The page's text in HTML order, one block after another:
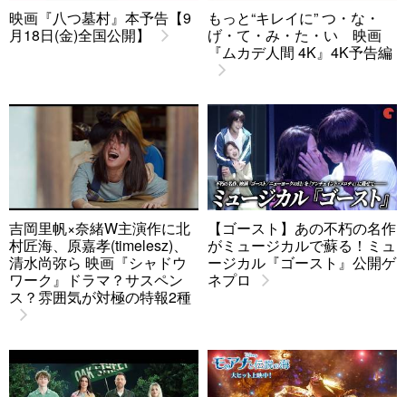
映画『八つ墓村』本予告【9
月18日(金)全国公開】
もっと“キレイに” つ・な・
げ・て・み・た・い 映画
『ムカデ人間 4K』4K予告編
吉岡里帆×奈緒W主演作に北
村匠海、原嘉孝(timelesz)、
清水尚弥ら 映画『シャドウ
ワーク』ドラマ？サスペン
ス？雰囲気が対極の特報2種
【ゴースト】あの不朽の名作
がミュージカルで蘇る！ミュ
ージカル『ゴースト』公開ゲ
ネプロ